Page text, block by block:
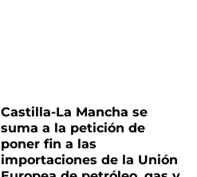
Castilla-La Mancha se
suma a la petición de
poner fin a las
importaciones de la Unión